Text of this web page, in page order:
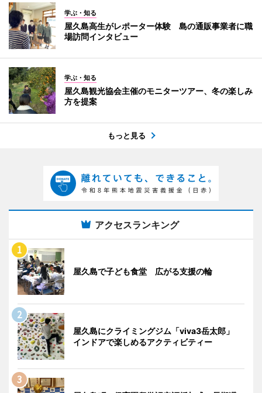
学ぶ・知る
屋久島高生がレポーター体験 島の通販事業者に職
場訪問インタビュー
学ぶ・知る
屋久島観光協会主催のモニターツアー、冬の楽しみ
方を提案
もっと見る
アクセスランキング
屋久島で子ども食堂 広がる支援の輪
屋久島にクライミングジム「viva3岳太郎」
インドアで楽しめるアクティビティー